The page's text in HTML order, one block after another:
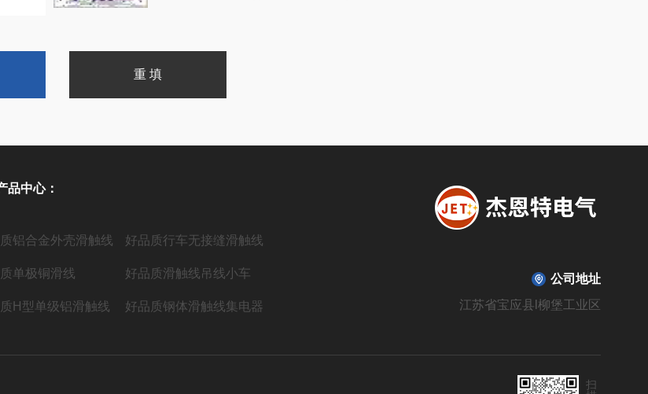
品中心：
铝合金外壳滑触线 好品质行车无接缝滑触线
单极铜滑线 好品质滑触线吊线小车
H型单级铝滑触线 好品质钢体滑触线集电器
公司地址
江苏省宝应县l柳堡工业区
扫